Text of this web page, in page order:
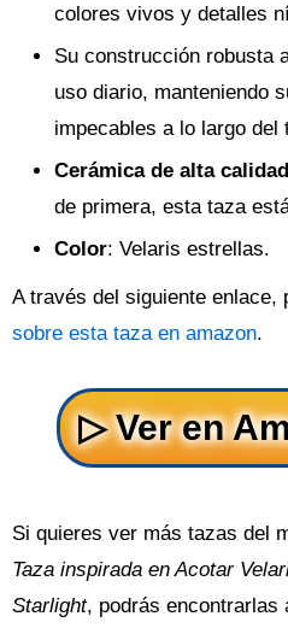
colores vivos y detalles
Su construcción robusta
uso diario, manteniendo
impecables a lo largo del
Cerámica de alta calidad
de primera, esta taza
Color: Velaris estrellas.
A través del siguiente enlace,
sobre esta taza en amazon.
Si quieres ver más tazas del
Taza inspirada en Acotar
Starlight, podrás encontrarlas